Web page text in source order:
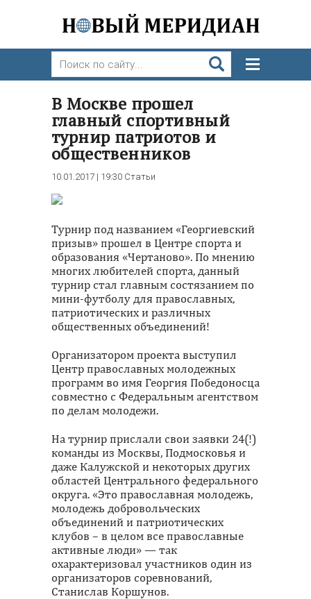
В Москве прошел
главный спортивный
турнир патриотов и
общественников
10.01.2017 | 19:30 Статьи
Турнир под названием «Георгиевский
призыв» прошел в Центре спорта и
образования «Чертаново». По мнению
многих любителей спорта, данный
турнир стал главным состязанием по
мини-футболу для православных,
патриотических и различных
общественных объединений!
Организатором проекта выступил
Центр православных молодежных
программ во имя Георгия Победоносца
совместно с Федеральным агентством
по делам молодежи.
На турнир прислали свои заявки 24(!)
команды из Москвы, Подмосковья и
даже Калужской и некоторых других
областей Центрального федерального
округа. «Это православная молодежь,
молодежь добровольческих
объединений и патриотических
клубов – в целом все православные
активные люди» — так
охарактеризовал участников один из
организаторов соревнований,
Станислав Коршунов.